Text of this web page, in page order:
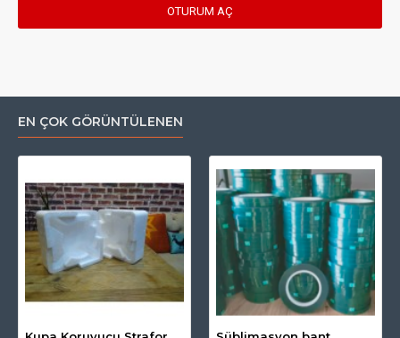
OTURUM AÇ
EN ÇOK GÖRÜNTÜLENEN